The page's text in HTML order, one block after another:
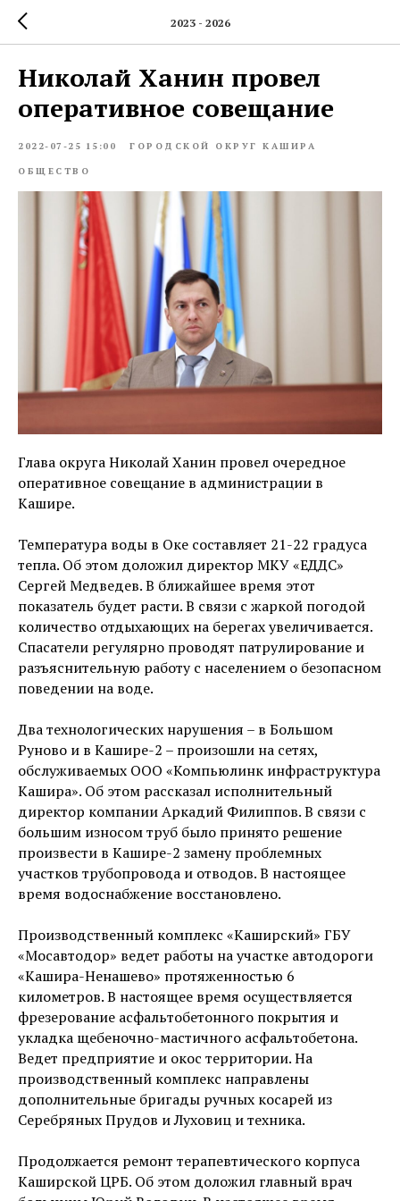
2023 - 2026
Николай Ханин провел
оперативное совещание
2022-07-25 15:00 ГОРОДСКОЙ ОКРУГ КАШИРА
ОБЩЕСТВО
Глава округа Николай Ханин провел очередное
оперативное совещание в администрации в
Кашире.
Температура воды в Оке составляет 21-22 градуса
тепла. Об этом доложил директор МКУ «ЕДДС»
Сергей Медведев. В ближайшее время этот
показатель будет расти. В связи с жаркой погодой
количество отдыхающих на берегах увеличивается.
Спасатели регулярно проводят патрулирование и
разъяснительную работу с населением о безопасном
поведении на воде.
Два технологических нарушения – в Большом
Руново и в Кашире-2 – произошли на сетях,
обслуживаемых ООО «Компьюлинк инфраструктура
Кашира». Об этом рассказал исполнительный
директор компании Аркадий Филиппов. В связи с
большим износом труб было принято решение
произвести в Кашире-2 замену проблемных
участков трубопровода и отводов. В настоящее
время водоснабжение восстановлено.
Производственный комплекс «Каширский» ГБУ
«Мосавтодор» ведет работы на участке автодороги
«Кашира-Ненашево» протяженностью 6
километров. В настоящее время осуществляется
фрезерование асфальтобетонного покрытия и
укладка щебеночно-мастичного асфальтобетона.
Ведет предприятие и окос территории. На
производственный комплекс направлены
дополнительные бригады ручных косарей из
Серебряных Прудов и Луховиц и техника.
Продолжается ремонт терапевтического корпуса
Каширской ЦРБ. Об этом доложил главный врач